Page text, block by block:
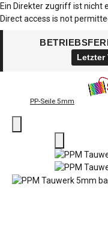
Ein Direkter zugriff ist nicht
Direct access is not
Letzter
PP-Seile 5mm